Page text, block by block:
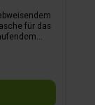
für das
schnell zu
DJ.